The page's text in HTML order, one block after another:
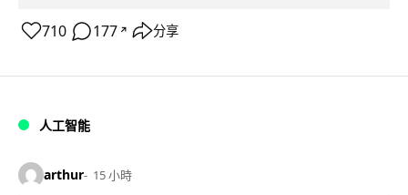
710 177 ↗ 分享
人工智能
arthur 15 小時